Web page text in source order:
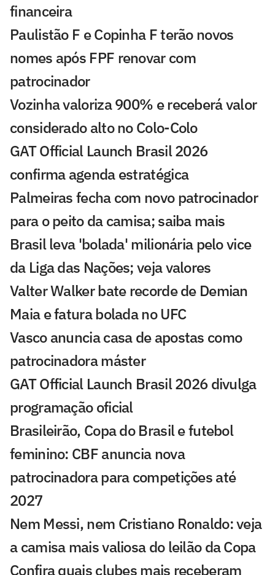
financeira
Paulistão F e Copinha F terão novos
nomes após FPF renovar com
patrocinador
Vozinha valoriza 900% e receberá valor
considerado alto no Colo-Colo
GAT Official Launch Brasil 2026
confirma agenda estratégica
Palmeiras fecha com novo patrocinador
para o peito da camisa; saiba mais
Brasil leva 'bolada' milionária pelo vice
da Liga das Nações; veja valores
Valter Walker bate recorde de Demian
Maia e fatura bolada no UFC
Vasco anuncia casa de apostas como
patrocinadora máster
GAT Official Launch Brasil 2026 divulga
programação oficial
Brasileirão, Copa do Brasil e futebol
feminino: CBF anuncia nova
patrocinadora para competições até
2027
Nem Messi, nem Cristiano Ronaldo: veja
a camisa mais valiosa do leilão da Copa
Confira quais clubes mais receberam